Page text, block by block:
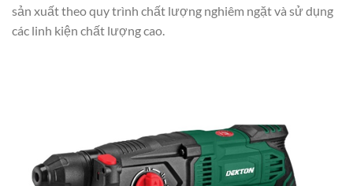
sản xuất theo quy trình chất lượng nghiêm ngặt và sử dụng
các linh kiện chất lượng cao.